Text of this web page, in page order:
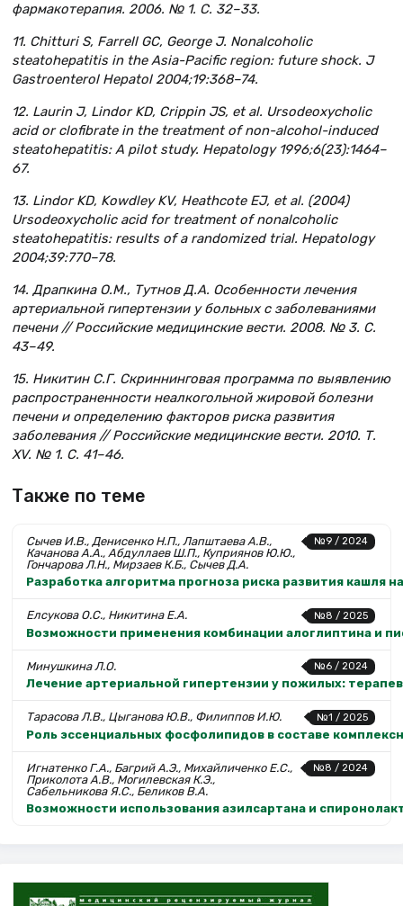
фармакотерапия. 2006. № 1. С. 32–33.
11. Chitturi S, Farrell GC, George J. Nonalcoholic
steatohepatitis in the Asia-Pacific region: future shock. J
Gastroenterol Hepatol 2004;19:368–74.
12. Laurin J, Lindor KD, Crippin JS, et al. Ursodeoxycholic
acid or clofibrate in the treatment of non-alcohol-induced
steatohepatitis: A pilot study. Hepatology 1996;6(23):1464–
67.
13. Lindor KD, Kowdley KV, Heathcote EJ, et al. (2004)
Ursodeoxycholic acid for treatment of nonalcoholic
steatohepatitis: results of a randomized trial. Hepatology
2004;39:770–78.
14. Драпкина О.М., Тутнов Д.А. Особенности лечения
артериальной гипертензии у больных с заболеваниями
печени // Российские медицинские вести. 2008. № 3. С.
43–49.
15. Никитин С.Г. Скриннинговая программа по выявлению
распространенности неалкогольной жировой болезни
печени и определению факторов риска развития
заболевания // Российские медицинские вести. 2010. Т.
XV. № 1. С. 41–46.
Также по теме
№9 / 2024
Сычев И.В., Денисенко Н.П., Лапштаева А.В.,
Качанова А.А., Абдуллаев Ш.П., Куприянов Ю.Ю.,
Гончарова Л.Н., Мирзаев К.Б., Сычев Д.А.
Разработка алгоритма прогноза риска развития кашля
№8 / 2025
Елсукова О.С., Никитина Е.А.
Возможности применения комбинации алоглиптина и
№6 / 2024
Минушкина Л.О.
Лечение артериальной гипертензии у пожилых:
№1 / 2025
Тарасова Л.В., Цыганова Ю.В., Филиппов И.Ю.
Роль эссенциальных фосфолипидов в составе
№8 / 2024
Игнатенко Г.А., Багрий А.Э., Михайличенко Е.С.,
Приколота А.В., Могилевская К.Э.,
Сабельникова Я.С., Беликов В.А.
Возможности использования азилсартана и